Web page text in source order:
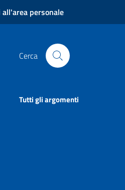
all'area personale
Cerca
Tutti gli argomenti